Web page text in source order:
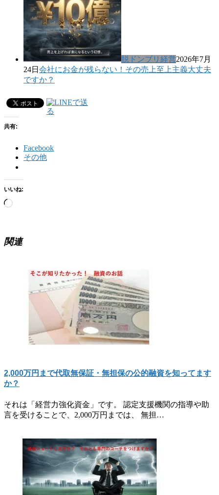
脱ドンブリ経営2026年7月
24日 会社にお金が残らない！その売上至上主義大丈夫
ですか？
共有:
Facebook
その他
いいね:
読
中…
関連
2,000万円まで代取無保証・無担保の公的融資を知ってます
か？
それは「経営力強化資金」です。 認定支援機関の指導や助
言を受けることで、2,000万円までは、 無担…